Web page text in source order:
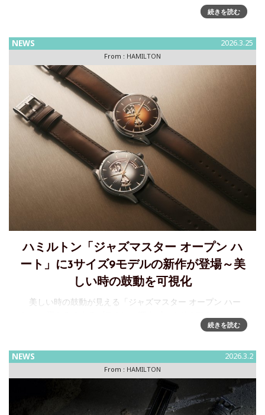
な軽やかさという3つの要素が、新しい「ジャズマスター ク
続きを読む
NEWS 2026.3.25
From : HAMILTON
ハミルトン「ジャズマスター オープン ハ
ート」に3サイズ9モデルの新作が登場～美
しい時の鼓動を可視化
美しい時の鼓動が見える「ジャズマスター オープン ハー
繊細な色彩の移ろいとグラデーションを表現ハミルトンの長
続きを読む
NEWS 2026.3.2
From : HAMILTON